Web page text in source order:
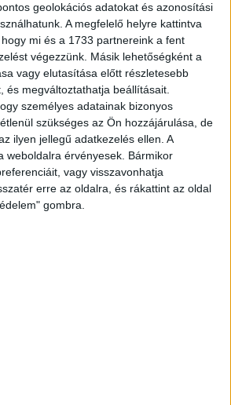
geolokációs adatokat és azonosítási
A megfelelő helyre kattintva
mi és a 1733 partnereink a fent
végezzünk. Másik lehetőségként a
vagy elutasítása előtt részletesebb
és megváltoztathatja beállításait.
személyes adatainak bizonyos
szükséges az Ön hozzájárulása, de
ilyen jellegű adatkezelés ellen. A
weboldalra érvényesek. Bármikor
vagy visszavonhatja
erre az oldalra, és rákattint az oldal
gombra.